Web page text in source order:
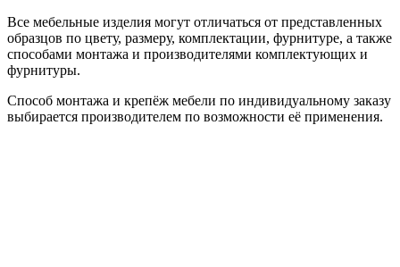
Все мебельные изделия могут отличаться от представленных
образцов по цвету, размеру, комплектации, фурнитуре, а также
способами монтажа и производителями комплектующих и
фурнитуры.
Способ монтажа и крепёж мебели по индивидуальному заказу
выбирается производителем по возможности её применения.